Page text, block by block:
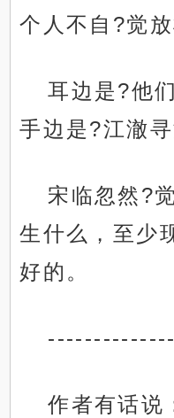
个人不自?觉放
耳边是?他
手边是?江澈
宋临忽然?
生什么，至少
好的。
作者有话说